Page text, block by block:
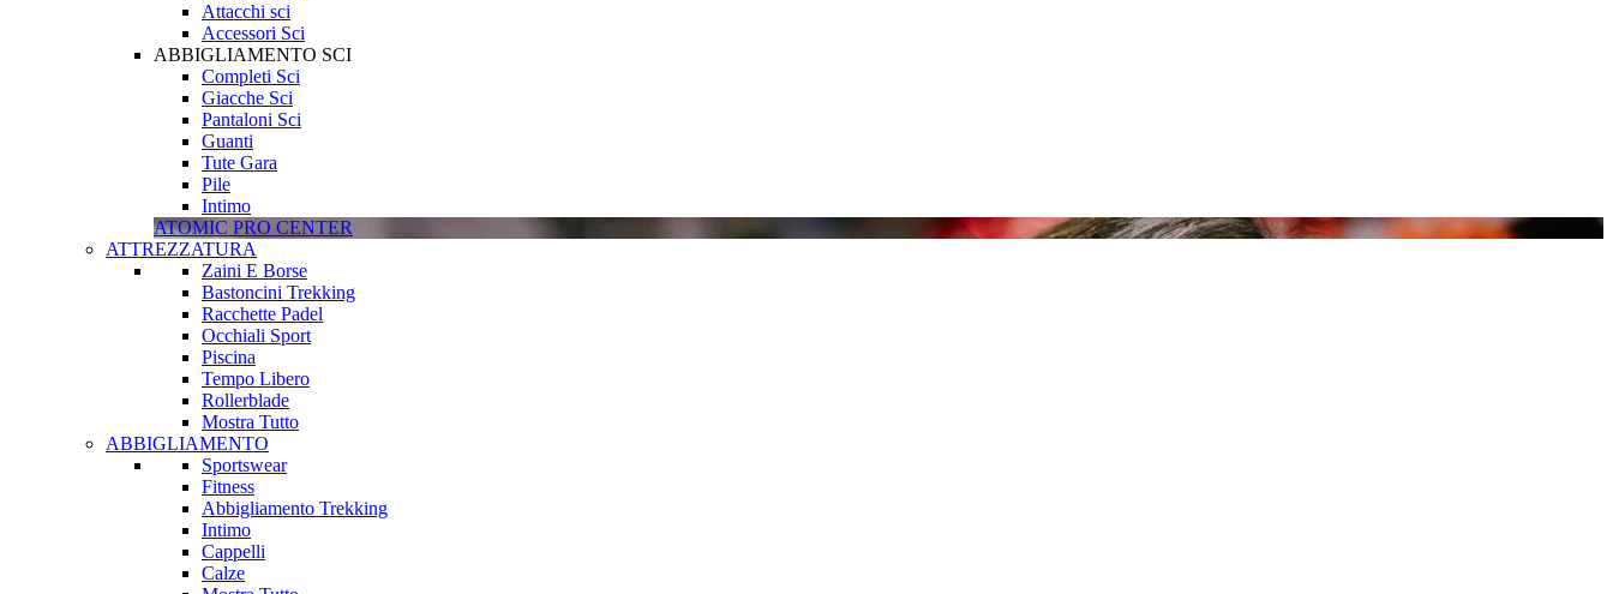
Attacchi sci
Accessori Sci
ABBIGLIAMENTO SCI
Completi Sci
Giacche Sci
Pantaloni Sci
Guanti
Tute Gara
Pile
Intimo
ATOMIC PRO CENTER
ATTREZZATURA
Zaini E Borse
Bastoncini Trekking
Racchette Padel
Occhiali Sport
Piscina
Tempo Libero
Rollerblade
Mostra Tutto
ABBIGLIAMENTO
Sportswear
Fitness
Abbigliamento Trekking
Intimo
Cappelli
Calze